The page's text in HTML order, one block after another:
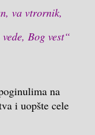
va vtrornik,
Bog vest“
na
i uopšte cele